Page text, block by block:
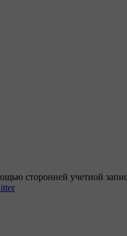
сторонней учетной